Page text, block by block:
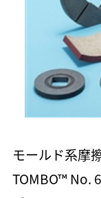
モールド系摩
TOMBO™ No.